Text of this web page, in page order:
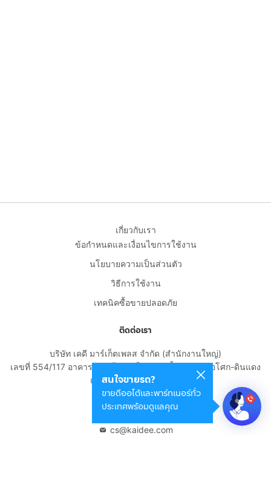
สนใจขายรถ?
ขายดีออโต้และพาร์ทเนอร์ทั่ว
ประเทศพร้อมดูแลคุณ
เกี่ยวกับเรา
ข้อกำหนดและเงื่อนไขการใช้งาน
นโยบายความเป็นส่วนตัว
วิธีการใช้งาน
เทคนิคซื้อขายปลอดภัย
ติดต่อเรา
บริษัท เคดี มาร์เก็ตเพลส จำกัด (สำนักงานใหญ่)
เลขที่ 554/117 อาคารสกายไนน์ เซ็นเตอร์ ชั้น 22 ถนนอโศก-ดินแดง
แขวงดินแดง เขตดินแดง
กรุงเทพมหานคร 10400
cs@kaidee.com